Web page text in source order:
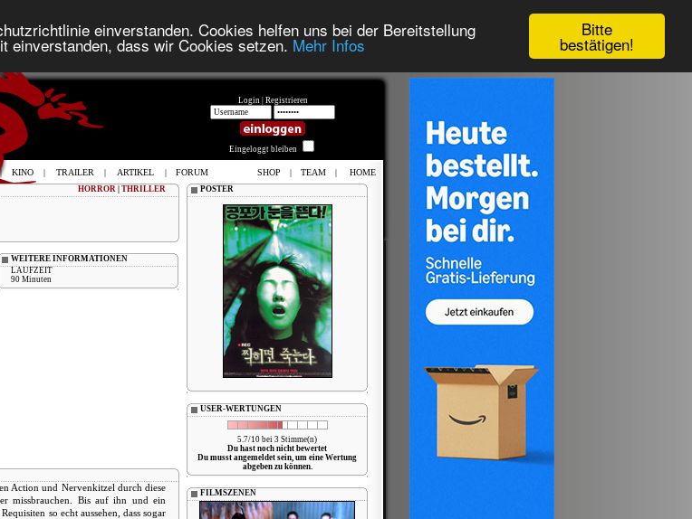
Bitte
bestätigen!
einverstanden. Cookies helfen uns bei der Bereitstellung
einverstanden, dass wir Cookies setzen. Mehr Infos
| KINO | TRAILER | ARTIKEL | FORUM SHOP | TEAM | HOME
Login | Registrieren
Eingeloggt bleiben
HORROR THRILLER
WEITERE INFORMATIONEN
LAUFZEIT
90 Minuten
Action und Nervenkitzel durch diese
missbrauchen. Bis auf ihn und ein
so echt aussehen, dass sogar
POSTER
USER-WERTUNGEN
5.7/10 bei 3 Stimme(n)
Du hast noch nicht bewertet
Du musst angemeldet sein, um eine Wertung
abgeben zu können.
FILMSZENEN